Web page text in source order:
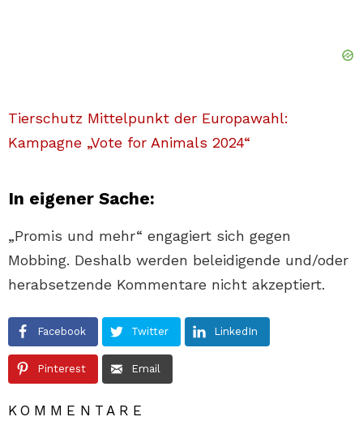
Tierschutz Mittelpunkt der Europawahl:
Kampagne „Vote for Animals 2024“
In eigener Sache:
„Promis und mehr“ engagiert sich gegen
Mobbing. Deshalb werden beleidigende und/oder
herabsetzende Kommentare nicht akzeptiert.
Facebook Twitter LinkedIn
Pinterest Email
KOMMENTARE